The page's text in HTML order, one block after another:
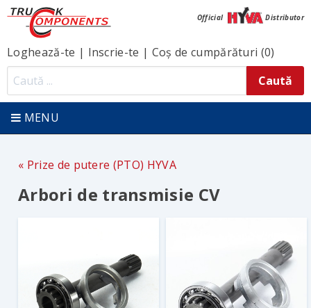
Official Distributor
Loghează-te | Inscrie-te | Coș de cumpărături (0)
MENU
Prize de putere (PTO) HYVA
Arbori de transmisie CV